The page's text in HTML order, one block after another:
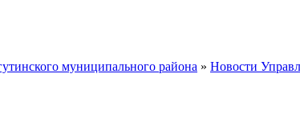
муниципального района » Новости